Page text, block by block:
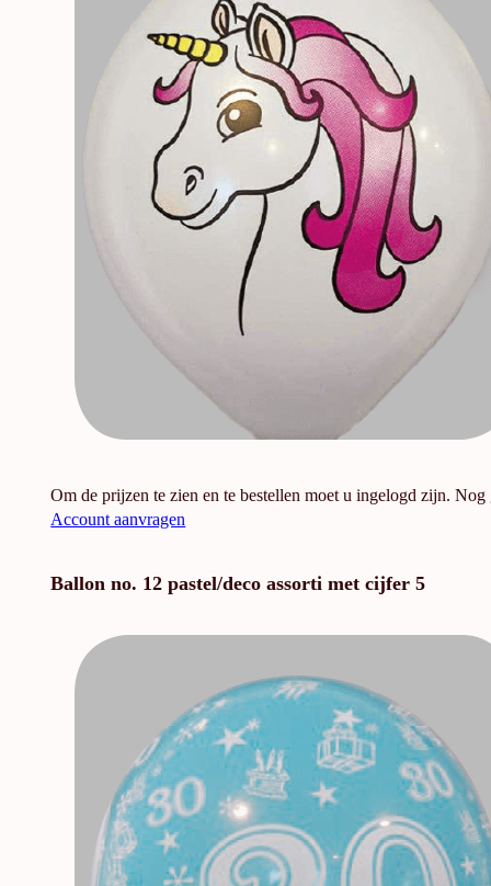
Om de prijzen te zien en te bestellen moet u ingelogd zijn. Nog
Account aanvragen
Ballon no. 12 pastel/deco assorti met cijfer 5